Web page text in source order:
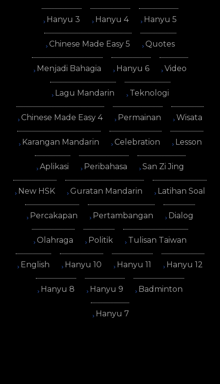
Hanyu 3 Hanyu 4 Hanyu 5
Chinese Made Easy 5 Quotes
Menjadi Bahagia Hanyu 6 Video
Lagu Mandarin Teknologi
Chinese Made Easy 4 Permainan Wisata
Karangan Mandarin Celebration Lesson
Aplikasi Peribahasa San Zi Jing
New HSK Guratan Mandarin Latihan Soal
Percakapan Pertambangan Dialog
Olahraga Politik Tulisan Taiwan
English Hanyu 10 Hanyu 11 Hanyu 12
Hanyu 8 Hanyu 9 Badminton
Hanyu 7